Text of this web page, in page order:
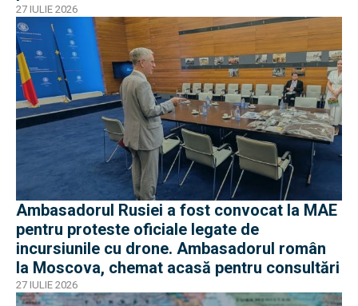
27 IULIE 2026
Ambasadorul Rusiei a fost convocat la MAE
pentru proteste oficiale legate de
incursiunile cu drone. Ambasadorul român
la Moscova, chemat acasă pentru consultări
27 IULIE 2026